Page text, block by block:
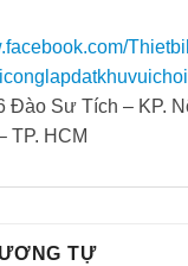
Đào Sư Tích – KP.
TP. HCM
TỰ